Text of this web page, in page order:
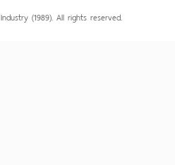
(1989). All rights reserved.